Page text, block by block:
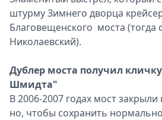
штурму Зимнего дворца
Благовещенского моста (тогда
Николаевский).
Дублер моста получил
Шмидта"
В 2006-2007 годах мост
но, чтобы сохранить